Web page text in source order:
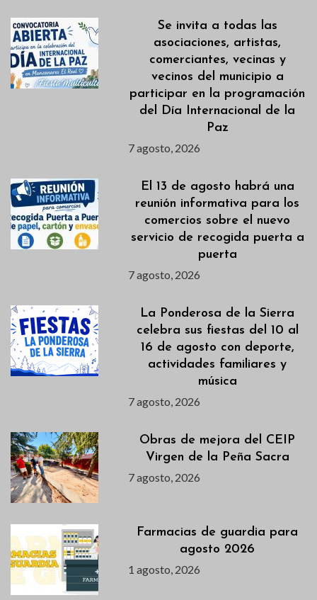
Se invita a todas las
asociaciones, artistas,
comerciantes, vecinas y
vecinos del municipio a
participar en la programación
del Día Internacional de la
Paz
7 agosto, 2026
El 13 de agosto habrá una
reunión informativa para los
comercios sobre el nuevo
servicio de recogida puerta a
puerta
7 agosto, 2026
La Ponderosa de la Sierra
celebra sus fiestas del 10 al
16 de agosto con deporte,
actividades familiares y
música
7 agosto, 2026
Obras de mejora del CEIP
Virgen de la Peña Sacra
7 agosto, 2026
Farmacias de guardia para
agosto 2026
1 agosto, 2026